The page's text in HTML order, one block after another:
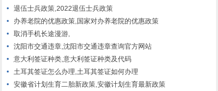
退伍士兵政策,2022退伍士兵政策
办养老院的优惠政策,国家对办养老院的优惠政策
取消手机长途漫游,
沈阳市交通违章,沈阳市交通违章查询官方网站
意大利签证种类,意大利签证种类及代码
土耳其签证怎么办理,土耳其签证如何办理
安徽省计划生育二胎新政策,安徽计划生育最新政策